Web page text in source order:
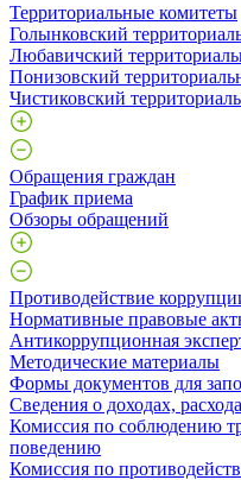
Территориальные комитеты
Голынковский
Любавичский
Понизовский
Чистиковский
Обращения граждан
График приема
Обзоры обращений
Противодействие
Нормативные правовые
Антикоррупционная
Методические материалы
Формы документов для
Сведения о доходах,
Комиссия по соблюдению
поведению
Комиссия по